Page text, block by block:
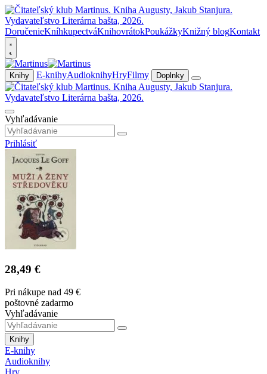
DoručenieKníhkupectváKnihovrátokPoukážkyKnižný blogKontakt
Knihy E-knihyAudioknihyHryFilmy Doplnky
Vyhľadávanie
Prihlásiť
28,49 €
Pri nákupe nad 49 €
poštovné zadarmo
Vyhľadávanie
Knihy
E-knihy
Audioknihy